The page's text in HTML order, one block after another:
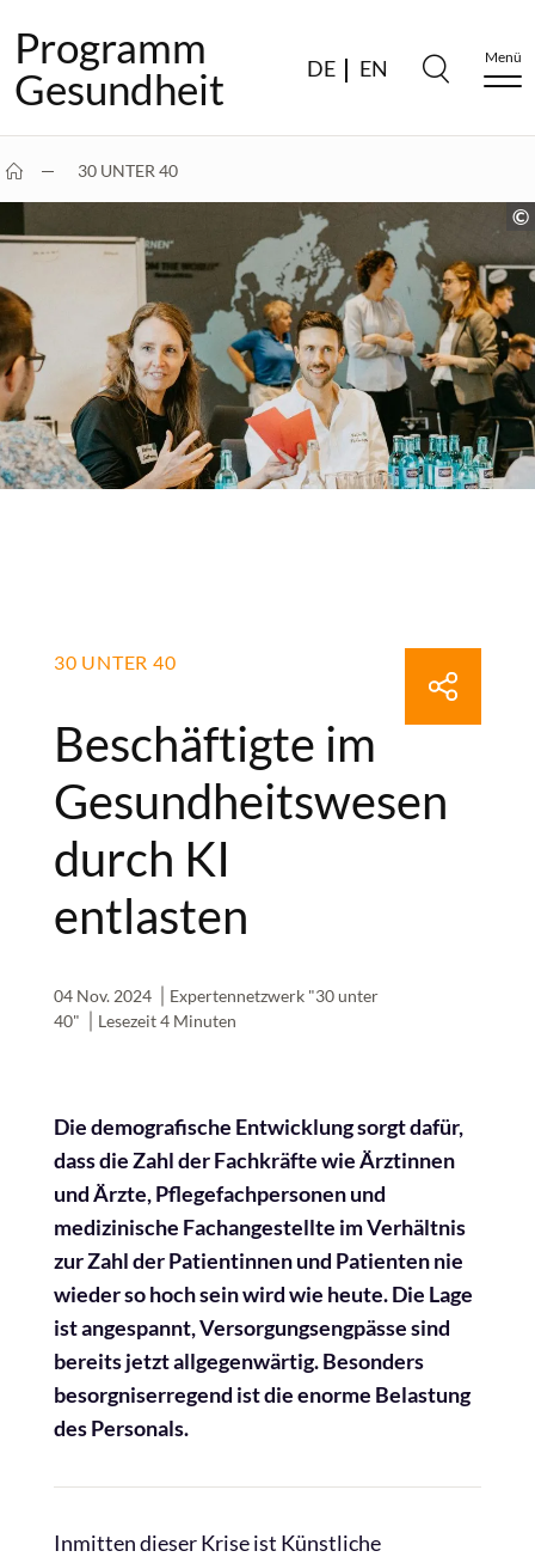
Programm
Gesundheit
DE EN Menü
30 UNTER 40
BESCHÄFTIGTE IM GESUNDHEITSWESEN…
30 UNTER 40
Beschäftigte im
Gesundheitswesen
durch KI
entlasten
04 Nov. 2024
Expertennetzwerk "30 unter
40"
Lesezeit 4 Minuten
Die demografische Entwicklung sorgt dafür,
dass die Zahl der Fachkräfte wie Ärztinnen
und Ärzte, Pflegefachpersonen und
medizinische Fachangestellte im Verhältnis
zur Zahl der Patientinnen und Patienten nie
wieder so hoch sein wird wie heute. Die Lage
ist angespannt, Versorgungsengpässe sind
bereits jetzt allgegenwärtig. Besonders
besorgniserregend ist die enorme Belastung
des Personals.
Inmitten dieser Krise ist Künstliche